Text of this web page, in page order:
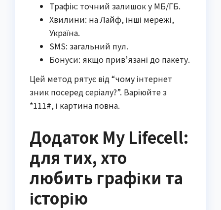
Трафік: точний залишок у МБ/ГБ.
Хвилини: на Лайф, інші мережі,
Україна.
SMS: загальний пул.
Бонуси: якщо прив’язані до пакету.
Цей метод рятує від “чому інтернет
зник посеред серіалу?”. Варіюйте з
*111#, і картина повна.
Додаток My Lifecell:
для тих, хто
любить графіки та
історію